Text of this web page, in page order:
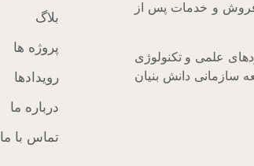
فروش و خدمات پس از
علمی و تکنولوژی
سازمانی دانش بنیان
بلاگ
پروژه ها
رویدادها
درباره ما
تماس با ما